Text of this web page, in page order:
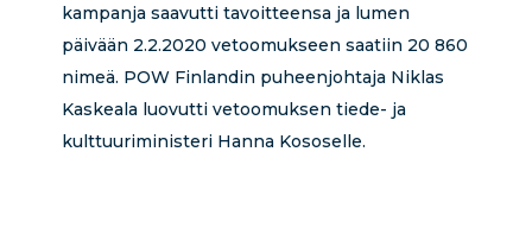
kampanja saavutti tavoitteensa ja lumen
päivään 2.2.2020 vetoomukseen saatiin 20 860
nimeä. POW Finlandin puheenjohtaja Niklas
Kaskeala luovutti vetoomuksen tiede- ja
kulttuuriministeri Hanna Kososelle.